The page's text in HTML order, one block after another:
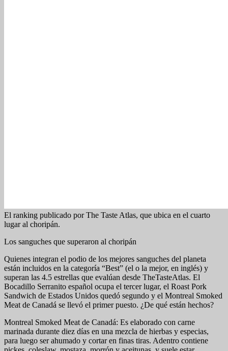
El ranking publicado por The Taste Atlas, que ubica en el cuarto
lugar al choripán.
Los sanguches que superaron al choripán
Quienes integran el podio de los mejores sanguches del planeta
están incluidos en la categoría “Best” (el o la mejor, en inglés) y
superan las 4.5 estrellas que evalúan desde TheTasteAtlas. El
Bocadillo Serranito español ocupa el tercer lugar, el Roast Pork
Sandwich de Estados Unidos quedó segundo y el Montreal Smoked
Meat de Canadá se llevó el primer puesto. ¿De qué están hechos?
Montreal Smoked Meat de Canadá: Es elaborado con carne
marinada durante diez días en una mezcla de hierbas y especias,
para luego ser ahumado y cortar en finas tiras. Adentro contiene